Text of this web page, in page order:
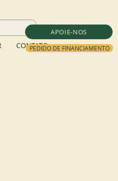
APOIE-NOS
PEDIDO DE FINANCIAMENTO
CONTATO